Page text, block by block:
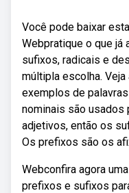
Você pode baixar
Webpratique o que já
sufixos, radicais e
múltipla escolha.
exemplos de
nominais são usados
adjetivos, então os
Os prefixos são os
Webconfira agora
prefixos e sufixos